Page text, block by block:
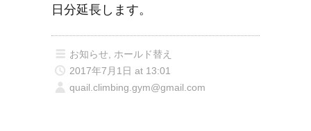
日分延長します。
お知らせ
ホールド替え
2017年7月1日 at 13:01
quail.climbing.gym@gmail.com